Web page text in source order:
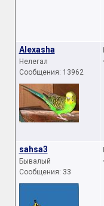
Alexasha
Нелегал
Сообщения: 13962
sahsa3
Бывалый
Сообщения: 33